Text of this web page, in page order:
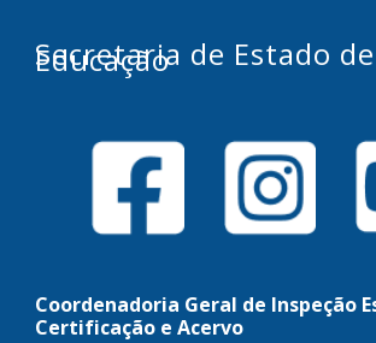
Secretaria de Estado de
Educação
Coordenadoria Geral de Inspeção
Certificação e Acervo